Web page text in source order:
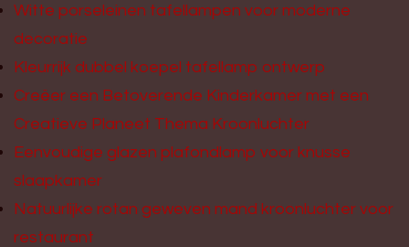
Witte porseleinen tafellampen voor moderne
decoratie
Kleurrijk dubbel koepel tafellamp ontwerp
Creëer een Betoverende Kinderkamer met een
Creatieve Planeet Thema Kroonluchter
Eenvoudige glazen plafondlamp voor knusse
slaapkamer
Natuurlijke rotan geweven mand kroonluchter voor
restaurant